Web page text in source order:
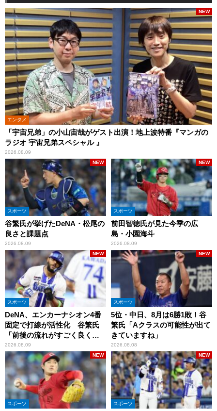
エンタメ
「宇宙兄弟」の小山宙哉がゲスト出演！地上波特番『マンガの
ラジオ 宇宙兄弟スペシャル 』
2026.08.09
NEW
スポーツ
谷繁氏が挙げたDeNA・松尾の
良さと課題点
2026.08.09
NEW
スポーツ
前田智徳氏が見た今季の広
島・小園海斗
2026.08.09
NEW
スポーツ
DeNA、エンカーナシオン4番
固定で打線が活性化 谷繁氏
「前後の流れがすごく良くな
りましたね」
2026.08.09
NEW
スポーツ
5位・中日、8月は6勝1敗！谷
繁氏「Aクラスの可能性が出て
きていますね」
2026.08.08
NEW
スポーツ
NEW
スポーツ
NEW